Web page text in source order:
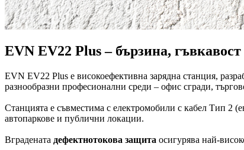
EVN EV22 Plus – бързина, гъвкавост
EVN EV22 Plus е високоефективна зарядна станция,
разнообразни професионални среди – офис сгради,
Станцията е съвместима с електромобили с кабел Тип 2
автопаркове и публични локации.
Вградената дефектнотокова защита осигурява най-